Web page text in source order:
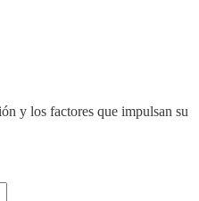
y los factores que impulsan su